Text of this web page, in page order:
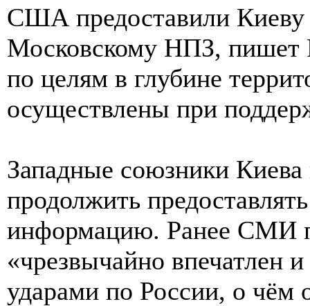
США предоставили Киеву
Московскому НПЗ, пишет
по целям в глубине
осуществлены при
Западные союзники
продолжить
информацию. Ранее СМИ
«чрезвычайно впечатлен
ударами по России, о чём